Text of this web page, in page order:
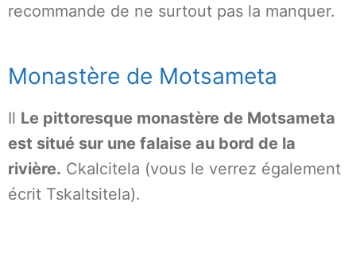
recommande de ne surtout pas la manquer.
Monastère de Motsameta
Il Le pittoresque monastère de Motsameta
est situé sur une falaise au bord de la
rivière. Ckalcitela (vous le verrez également
écrit Tskaltsitela).